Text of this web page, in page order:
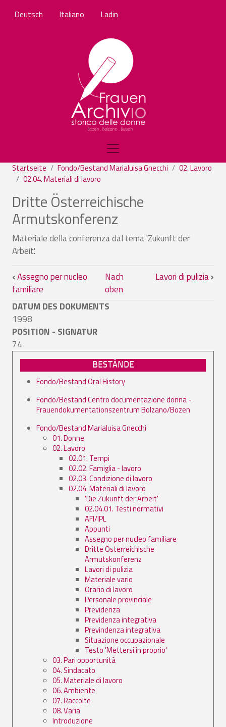
Deutsch Italiano Ladin
Startseite Fondo/Bestand Marialuisa Gnecchi
02. Lavoro
02.04. Materiali di lavoro
Dritte Österreichische
Armutskonferenz
Materiale della conferenza dal tema 'Zukunft der
Arbeit'.
Links für das Blättern im Buch Dritte
‹Assegno per nucleo
familiare
Nach
oben
Lavori di pulizia›
DATUM DES DOKUMENTS
1998
POSITION - SIGNATUR
74
BESTÄNDE
Fondo/Bestand Oral History
Fondo/Bestand Centro documentazione donna -
Frauendokumentationszentrum Bolzano/Bozen
Fondo/Bestand Marialuisa Gnecchi
01. Donne
02. Lavoro
02.01. Tempi
02.02. Famiglia - lavoro
02.03. Condizione di lavoro
02.04. Materiali di lavoro
'Die Zukunft der Arbeit'
02.04.01. Testi normativi
AFI/IPL
Appunti
Assegno per nucleo familiare
Dritte Österreichische
Armutskonferenz
Lavori di pulizia
Materiale vario
Orario di lavoro
Personale provinciale
Previdenza
Previdenza integrativa
Previndenza integrativa
Situazione occupazionale
Testo 'Mettersi in proprio'
03. Pari opportunità
04. Sindacato
05. Materiale di lavoro
06. Ambiente
07. Raccolte
08. Varia
Introduzione